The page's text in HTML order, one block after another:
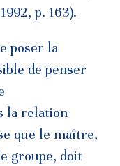
p. 163).
poser la
de penser
la relation
que le maître,
groupe, doit